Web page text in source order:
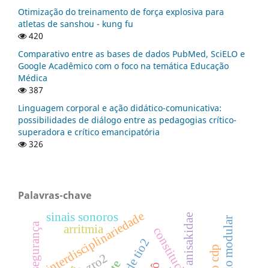
Otimização do treinamento de força explosiva para
atletas de sanshou - kung fu
420
Comparativo entre as bases de dados PubMed, SciELO e
Google Acadêmico com o foco na temática Educação
Médica
387
Linguagem corporal e ação didático-comunicativa:
possibilidades de diálogo entre as pedagogias crítico-
superadora e crítico emancipatória
326
Palavras-chave
interdisciplinariedade
arritmia
sinais sonoros anisakidae
zro2